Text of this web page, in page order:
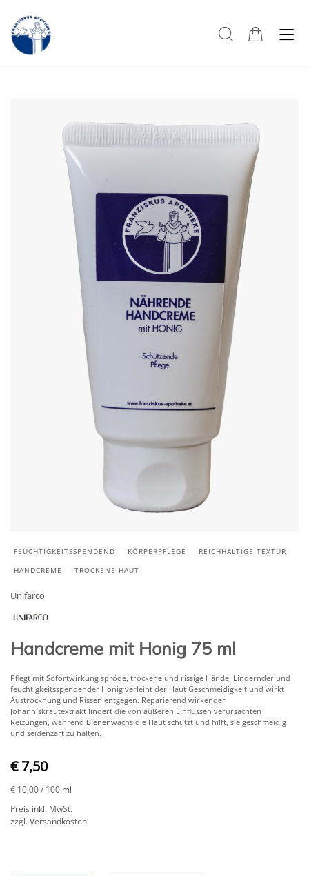
FEUCHTIGKEITSSPENDEND KÖRPERPFLEGE
REICHHALTIGE TEXTUR
HANDCREME
TROCKENE HAUT
Unifarco
Handcreme mit Honig 75 ml
Pflegt mit Sofortwirkung spröde, trockene und rissige Hände. Lindernder und
feuchtigkeitsspendender Honig verleiht der Haut Geschmeidigkeit und wirkt
Austrocknung und Rissen entgegen. Reparierend wirkender
Johanniskrautextrakt lindert die von äußeren Einflüssen verursachten
Reizungen, während Bienenwachs die Haut schützt und hilft, sie geschmeidig
und seidenzart zu halten.
€ 7,50
€ 10,00/ 100 ml
Preis inkl. MwSt.
zzgl. Versandkosten